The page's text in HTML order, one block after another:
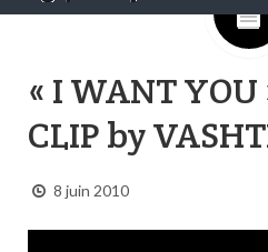
AIRTRAINERPEDIA
STREET ART
« I WANT YOU
CLIP by
8 juin 2010